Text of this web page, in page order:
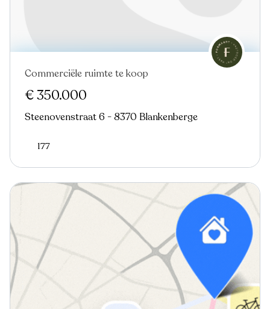
Commerciële ruimte te koop
€ 350.000
Steenovenstraat 6 - 8370 Blankenberge
177